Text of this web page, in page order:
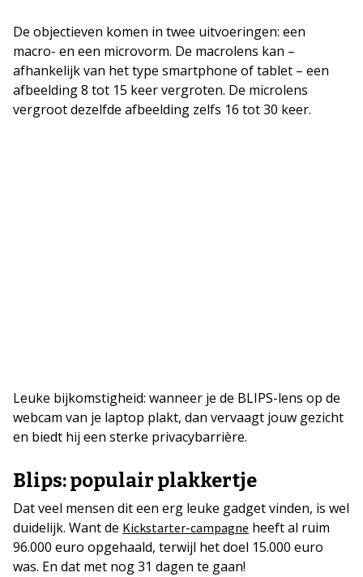
De objectieven komen in twee uitvoeringen: een
macro- en een microvorm. De macrolens kan –
afhankelijk van het type smartphone of tablet – een
afbeelding 8 tot 15 keer vergroten. De microlens
vergroot dezelfde afbeelding zelfs 16 tot 30 keer.
Leuke bijkomstigheid: wanneer je de BLIPS-lens op de
webcam van je laptop plakt, dan vervaagt jouw gezicht
en biedt hij een sterke privacybarrière.
Blips: populair plakkertje
Dat veel mensen dit een erg leuke gadget vinden, is wel
duidelijk. Want de Kickstarter-campagne heeft al ruim
96.000 euro opgehaald, terwijl het doel 15.000 euro
was. En dat met nog 31 dagen te gaan!